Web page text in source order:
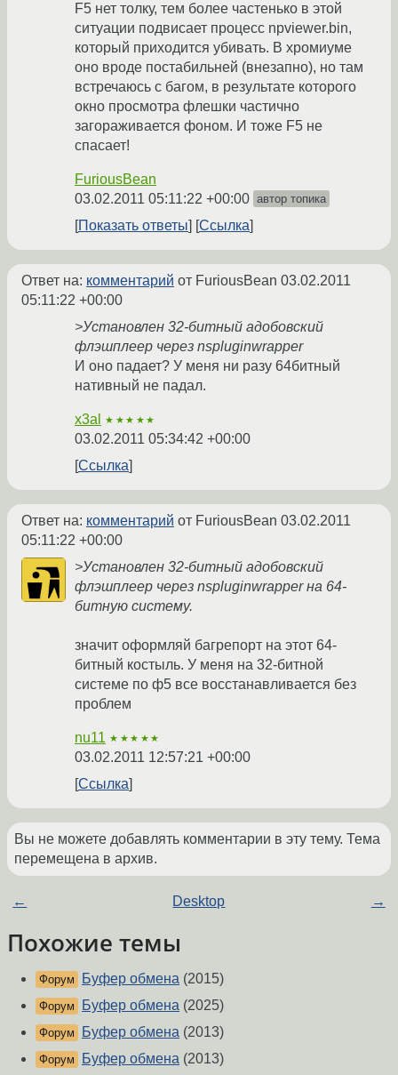
F5 нет толку, тем более частенько в этой
ситуации подвисает процесс npviewer.bin,
который приходится убивать. В хромиуме
оно вроде постабильней (внезапно), но там
встречаюсь с багом, в результате которого
окно просмотра флешки частично
загораживается фоном. И тоже F5 не
спасает!
FuriousBean
03.02.2011 05:11:22 +00:00 автор топика
Показать ответы Ссылка
Ответ на: комментарий от FuriousBean 03.02.2011
05:11:22 +00:00
>Установлен 32-битный адобовский
флэшплеер через nspluginwrapper
И оно падает? У меня ни разу 64битный
нативный не падал.
x3al ★★★★★
03.02.2011 05:34:42 +00:00
Ссылка
Ответ на: комментарий от FuriousBean 03.02.2011
05:11:22 +00:00
>Установлен 32-битный адобовский
флэшплеер через nspluginwrapper на 64-
битную систему.
значит оформляй багрепорт на этот 64-
битный костыль. У меня на 32-битной
системе по ф5 все восстанавливается без
проблем
nu11 ★★★★★
03.02.2011 12:57:21 +00:00
Ссылка
Вы не можете добавлять комментарии в эту тему. Тема
перемещена в архив.
← Desktop →
Похожие темы
Форум Буфер обмена (2015)
Форум Буфер обмена (2025)
Форум Буфер обмена (2013)
Форум Буфер обмена (2013)